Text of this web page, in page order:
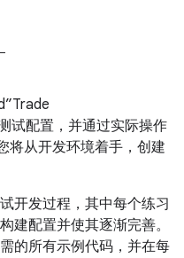
试配置，并通过实际操作
将从开发环境着手，创建
开发过程，其中每个练习
建配置并使其逐渐完善。
的所有示例代码，并在每